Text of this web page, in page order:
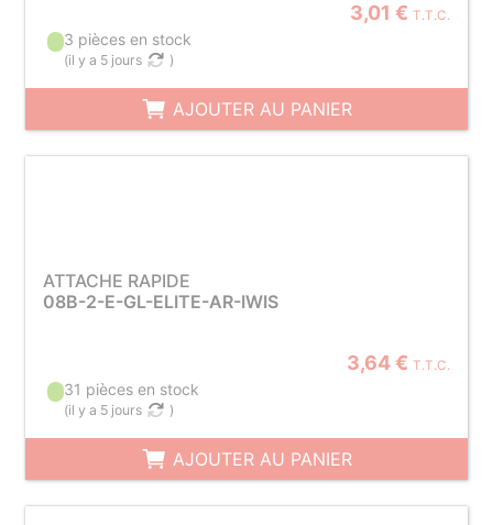
3,01 € T.T.C.
3 pièces en stock
(il y a 5 jours )
AJOUTER AU PANIER
ATTACHE RAPIDE
08B-2-E-GL-ELITE-AR-IWIS
3,64 € T.T.C.
31 pièces en stock
(il y a 5 jours )
AJOUTER AU PANIER